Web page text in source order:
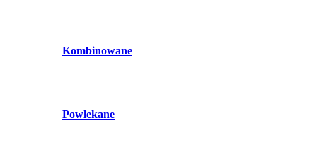
Kombinowane
Powlekane